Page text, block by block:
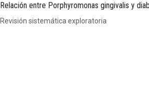
Relación entre Porphyromonas gingivalis y
Revisión sistemática exploratoria